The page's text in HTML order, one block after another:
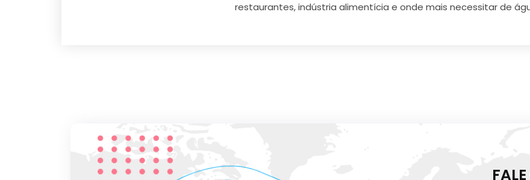
restaurantes, indústria alimentícia e onde mais necessitar de